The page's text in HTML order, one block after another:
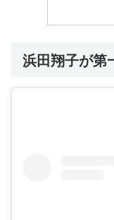
浜田翔子が第